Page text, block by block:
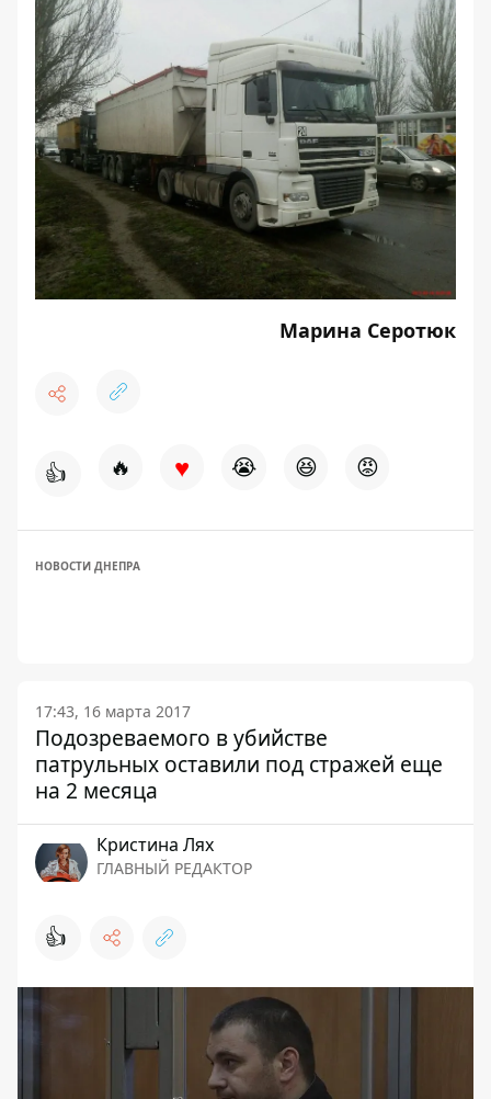
Марина Серотюк
👍 🔥 ♥ 😭 😆 😡
НОВОСТИ ДНЕПРА
17:43, 16 марта 2017
Подозреваемого в убийстве
патрульных оставили под стражей еще
на 2 месяца
Кристина Лях
ГЛАВНЫЙ РЕДАКТОР
👍